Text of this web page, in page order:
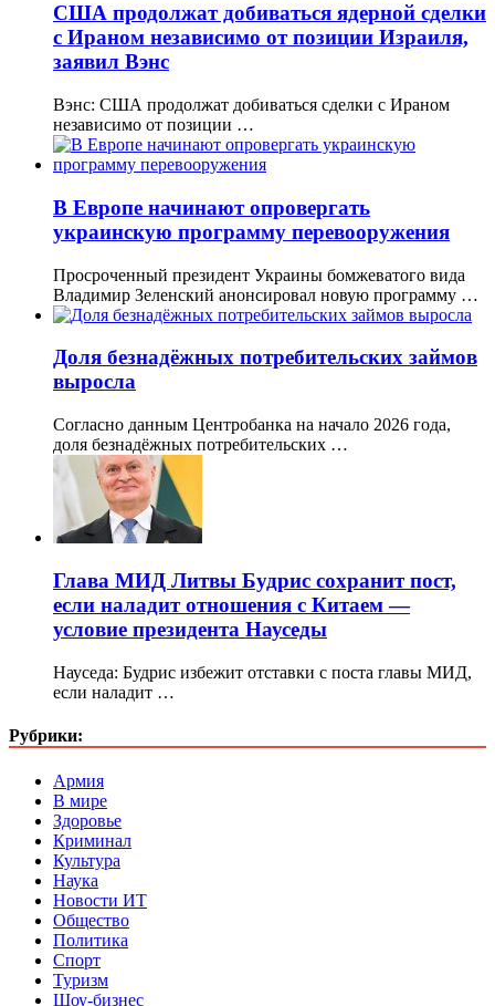
США продолжат добиваться ядерной сделки
с Ираном независимо от позиции Израиля,
заявил Вэнс
Вэнс: США продолжат добиваться сделки с Ираном
независимо от позиции …
В Европе начинают опровергать
украинскую программу перевооружения
Просроченный президент Украины бомжеватого вида
Владимир Зеленский анонсировал новую программу …
Доля безнадёжных потребительских займов
выросла
Согласно данным Центробанка на начало 2026 года,
доля безнадёжных потребительских …
Глава МИД Литвы Будрис сохранит пост,
если наладит отношения с Китаем —
условие президента Науседы
Науседа: Будрис избежит отставки с поста главы МИД,
если наладит …
Рубрики:
Армия
В мире
Здоровье
Криминал
Культура
Наука
Новости ИТ
Общество
Политика
Спорт
Туризм
Шоу-бизнес